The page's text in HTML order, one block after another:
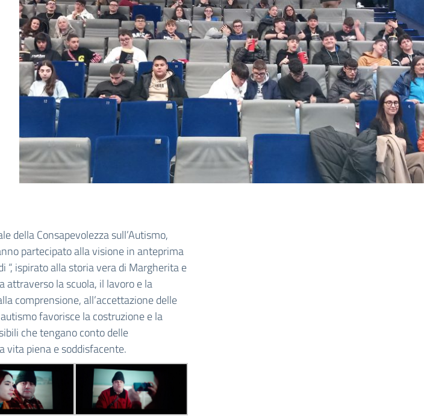
della Consapevolezza sull’Autismo,
partecipato alla visione in anteprima
“, ispirato alla storia vera di Margherita e
attraverso la scuola, il lavoro e la
comprensione, all’accettazione delle
favorisce la costruzione e la
che tengano conto delle
vita piena e soddisfacente.